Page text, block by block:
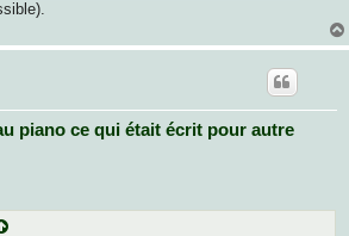
piano ce qui était écrit pour autre